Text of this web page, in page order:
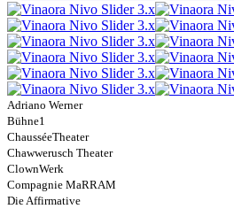
Adriano Werner
Bühne1
ChausséeTheater
Chawwerusch Theater
ClownWerk
Compagnie MaRRAM
Die Affirmative